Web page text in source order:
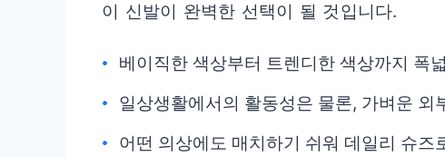
이 신발이 완벽한 선택이 될 것입니다.
베이직한 색상부터 트렌디한 색상까지 폭
일상생활에서의 활동성은 물론, 가벼운 외
어떤 의상에도 매치하기 쉬워 데일리 슈즈